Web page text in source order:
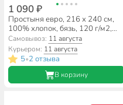
1 090 ₽
Простыня евро, 216 х 240 см,
100% хлопок, бязь, 120 г/м2,
Майская ночь, 20224/1
Самовывоз: 11 августа
Курьером: 11 августа
5•2 отзыва
В корзину